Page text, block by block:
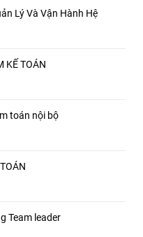
Lý Và Vận Hành Hệ
KẾ TOÁN
toán nội bộ
Team leader